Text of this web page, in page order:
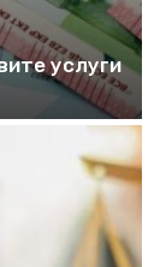
услуги